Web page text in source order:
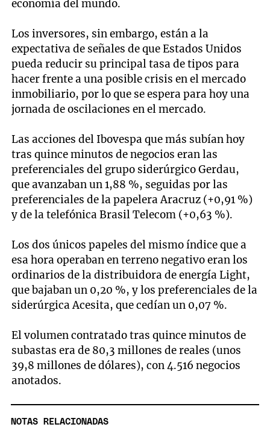
economía del mundo.
Los inversores, sin embargo, están a la
expectativa de señales de que Estados Unidos
pueda reducir su principal tasa de tipos para
hacer frente a una posible crisis en el mercado
inmobiliario, por lo que se espera para hoy una
jornada de oscilaciones en el mercado.
Las acciones del Ibovespa que más subían hoy
tras quince minutos de negocios eran las
preferenciales del grupo siderúrgico Gerdau,
que avanzaban un 1,88 %, seguidas por las
preferenciales de la papelera Aracruz (+0,91 %)
y de la telefónica Brasil Telecom (+0,63 %).
Los dos únicos papeles del mismo índice que a
esa hora operaban en terreno negativo eran los
ordinarios de la distribuidora de energía Light,
que bajaban un 0,20 %, y los preferenciales de la
siderúrgica Acesita, que cedían un 0,07 %.
El volumen contratado tras quince minutos de
subastas era de 80,3 millones de reales (unos
39,8 millones de dólares), con 4.516 negocios
anotados.
NOTAS RELACIONADAS